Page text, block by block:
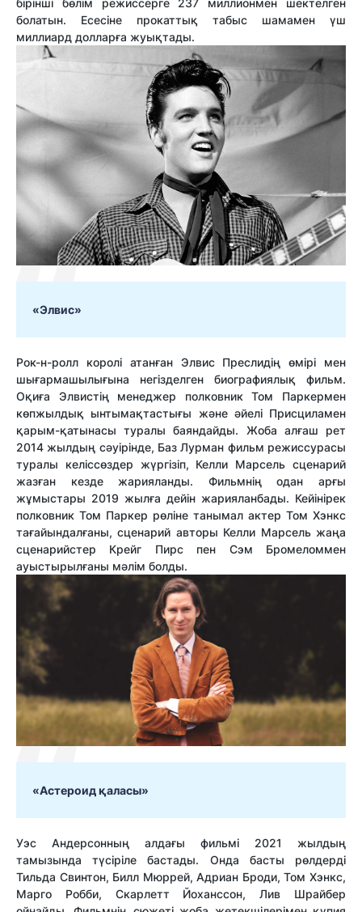
бірінші бөлім режиссерге 237 миллионмен шектелген
болатын. Есесіне прокаттық табыс шамамен үш
миллиард долларға жуықтады.
«Элвис»
Рок-н-ролл королі атанған Элвис Преслидің өмірі мен
шығармашылығына негізделген биографиялық фильм.
Оқиға Элвистің менеджер полковник Том Паркермен
көпжылдық ынтымақтастығы және әйелі Присциламен
қарым-қатынасы туралы баяндайды. Жоба алғаш рет
2014 жылдың сәуірінде, Баз Лурман фильм режиссурасы
туралы келіссөздер жүргізіп, Келли Марсель сценарий
жазған кезде жарияланды. Фильмнің одан арғы
жұмыстары 2019 жылға дейін жарияланбады. Кейінірек
полковник Том Паркер рөліне танымал актер Том Хэнкс
тағайындалғаны, сценарий авторы Келли Марсель жаңа
сценарийстер Крейг Пирс пен Сэм Бромеломмен
ауыстырылғаны мәлім болды.
«Астероид қаласы»
Уэс Андерсонның алдағы фильмі 2021 жылдың
тамызында түсіріле бастады. Онда басты рөлдерді
Тильда Свинтон, Билл Мюррей, Адриан Броди, Том Хэнкс,
Марго Робби, Скарлетт Йоханссон, Лив Шрайбер